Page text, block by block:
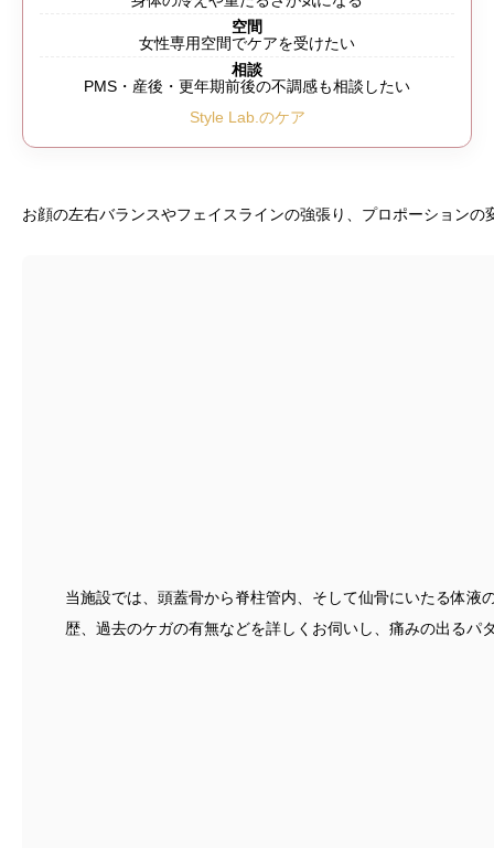
空間
女性専用空間でケアを受けたい
相談
PMS・産後・更年期前後の不調感も相談したい
Style Lab.のケア
お顔の左右バランスやフェイスラインの強張り、プロポーション
当施設では、頭蓋骨から脊柱管内、そして仙骨にいたる体
歴、過去のケガの有無などを詳しくお伺いし、痛みの出る